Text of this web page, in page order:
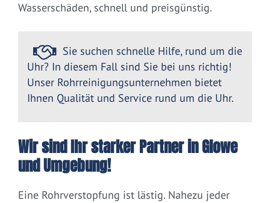
Wasserschäden, schnell und preisgünstig.
Sie suchen schnelle Hilfe, rund um die
Uhr? In diesem Fall sind Sie bei uns richtig!
Unser Rohrreinigungsunternehmen bietet
Ihnen Qualität und Service rund um die Uhr.
Wir sind Ihr starker Partner in Glowe
und Umgebung!
Eine Rohrverstopfung ist lästig. Nahezu jeder